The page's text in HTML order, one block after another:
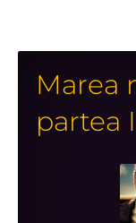
Marea
partea